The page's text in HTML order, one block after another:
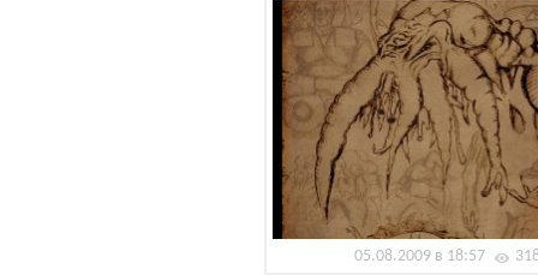
05.08.2009 в 18:57